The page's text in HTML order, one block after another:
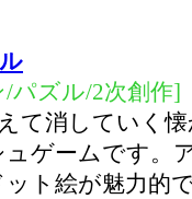
パズル/2次創作]
て消していく
ゲームです。
ト絵が魅力的